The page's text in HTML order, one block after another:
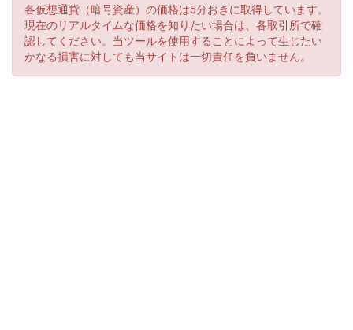
各仮想通貨（暗号資産）の価格は5分おきに取得しています。
現在のリアルタイムな価格を知りたい場合は、各取引所で確
認してください。当ツールを使用することによって生じたい
かなる損害に対しても当サイトは一切責任を負いません。